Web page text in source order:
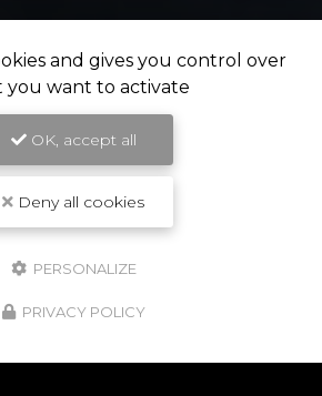
and gives you control over
you want to activate
OK, accept all
Deny all cookies
PERSONALIZE
PRIVACY POLICY